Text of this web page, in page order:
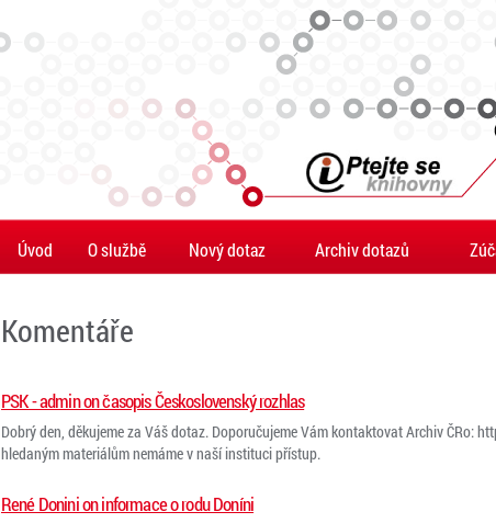
Úvod O službě Nový dotaz Archiv dotazů
Komentáře
PSK - admin on časopis Československý rozhlas
Dobrý den, děkujeme za Váš dotaz. Doporučujeme Vám kontaktovat Archiv ČRo:
hledaným materiálům nemáme v naší instituci přístup.
René Donini on informace o rodu Doníni